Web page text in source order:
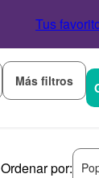
Tus
Más filtros
Ordenar por: